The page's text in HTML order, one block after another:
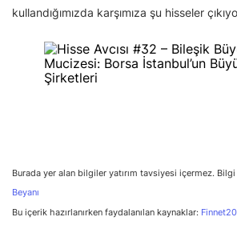
kullandığımızda karşımıza şu hisseler
Burada yer alan bilgiler yatırım tavsiyesi içermez.
Beyanı
Bu içerik hazırlanırken faydalanılan kaynaklar: